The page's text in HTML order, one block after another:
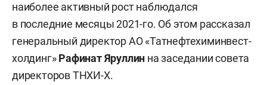
наиболее активный рост наблюдался
в последние месяцы 2021-го. Об этом рассказал
генеральный директор АО «Татнефтехиминвест-
холдинг»Рафинат Яруллин на заседании совета
директоров ТНХИ-Х.